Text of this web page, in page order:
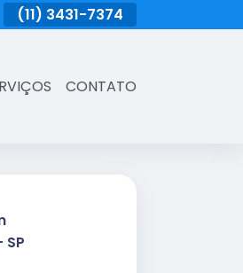
(11) 3431-7374
CONTATO